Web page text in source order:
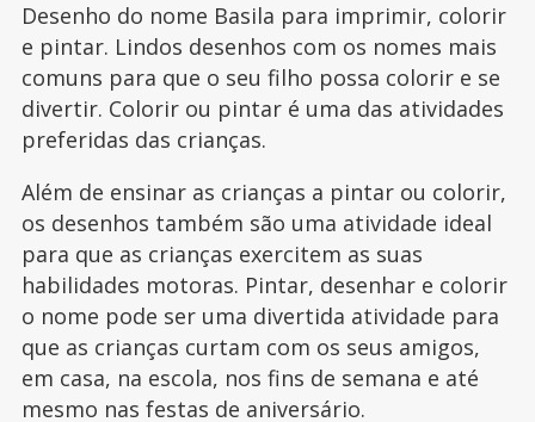
Desenho do nome Basila para imprimir, colorir
e pintar. Lindos desenhos com os nomes mais
comuns para que o seu filho possa colorir e se
divertir. Colorir ou pintar é uma das atividades
preferidas das crianças.
Além de ensinar as crianças a pintar ou colorir,
os desenhos também são uma atividade ideal
para que as crianças exercitem as suas
habilidades motoras. Pintar, desenhar e colorir
o nome pode ser uma divertida atividade para
que as crianças curtam com os seus amigos,
em casa, na escola, nos fins de semana e até
mesmo nas festas de aniversário.